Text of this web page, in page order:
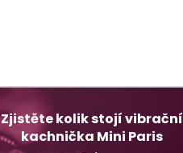
Zjistěte kolik stojí vibrační
kachnička Mini Paris